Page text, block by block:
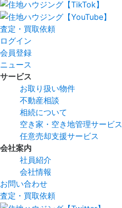
査定 ・ 買取依頼
ログイン
会員登録
ニュース
サービス
お取り扱い物件
不動産相談
相続について
空き家・空き地管理サービス
任意売却支援サービス
会社案内
社員紹介
会社情報
お問い合わせ
査定 ・ 買取依頼